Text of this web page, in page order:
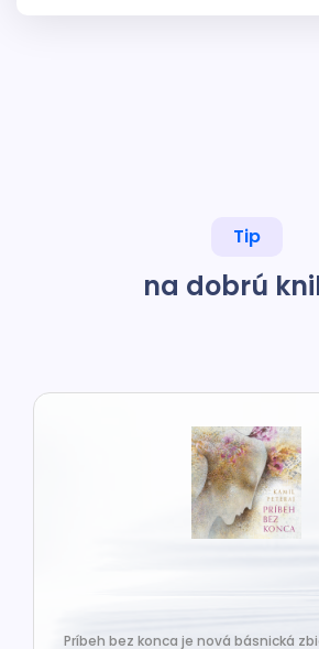
Tip
na dobrú
Príbeh bez konca je nová básnická